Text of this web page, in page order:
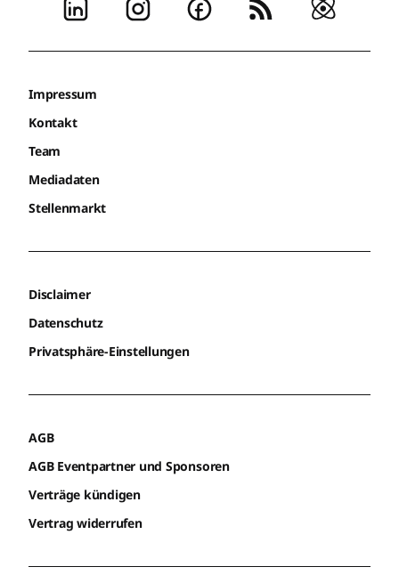
Impressum
Kontakt
Team
Mediadaten
Stellenmarkt
Disclaimer
Datenschutz
Privatsphäre-Einstellungen
AGB
AGB Eventpartner und Sponsoren
Verträge kündigen
Vertrag widerrufen